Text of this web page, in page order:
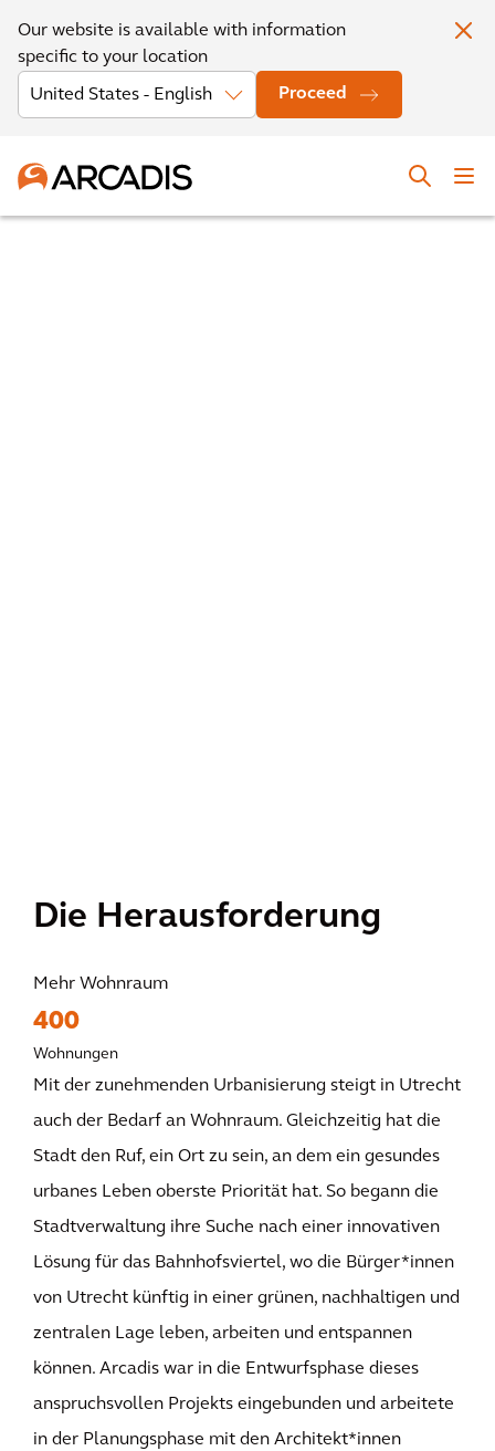
Our website is available with information
specific to your location
Proceed
Die Herausforderung
Mehr Wohnraum
400
Wohnungen
Mit der zunehmenden Urbanisierung steigt in Utrecht
auch der Bedarf an Wohnraum. Gleichzeitig hat die
Stadt den Ruf, ein Ort zu sein, an dem ein gesundes
urbanes Leben oberste Priorität hat. So begann die
Stadtverwaltung ihre Suche nach einer innovativen
Lösung für das Bahnhofsviertel, wo die Bürger*innen
von Utrecht künftig in einer grünen, nachhaltigen und
zentralen Lage leben, arbeiten und entspannen
können. Arcadis war in die Entwurfsphase dieses
anspruchsvollen Projekts eingebunden und arbeitete
in der Planungsphase mit den Architekt*innen